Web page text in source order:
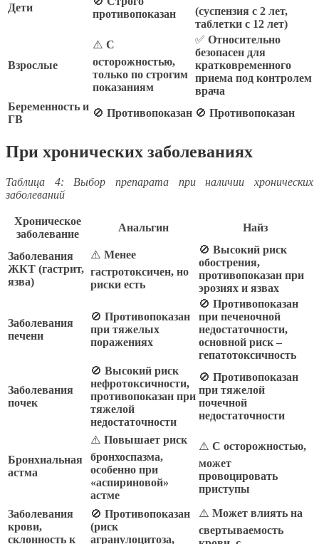
Дети
противопоказан
(суспензия с 2 лет,
таблетки с 12 лет)
Взрослые
⚠️ С
осторожностью,
только по строгим
показаниям
✅ Относительно
безопасен для
кратковременного
приема под контролем
врача
Беременность и
ГВ
🚫 Противопоказан 🚫 Противопоказан
При хронических заболеваниях
Таблица 4: Выбор препарата при наличии хронических
заболеваний
Хроническое
заболевание
Анальгин Найз
Заболевания
ЖКТ (гастрит,
язва)
⚠️ Менее
гастротоксичен, но
риски есть
🚫 Высокий риск
обострения,
противопоказан при
эрозиях и язвах
Заболевания
печени
🚫 Противопоказан
при тяжелых
поражениях
🚫 Противопоказан
при печеночной
недостаточности,
основной риск –
гепатотоксичность
Заболевания
почек
🚫 Высокий риск
нефротоксичности,
противопоказан при
тяжелой
недостаточности
🚫 Противопоказан
при тяжелой
почечной
недостаточности
Бронхиальная
астма
⚠️ Повышает риск
бронхоспазма,
особенно при
«аспириновой»
астме
⚠️ С осторожностью,
может
провоцировать
приступы
Заболевания
крови,
склонность к
🚫 Противопоказан
(риск
агранулоцитоза,
⚠️ Может влиять на
свертываемость